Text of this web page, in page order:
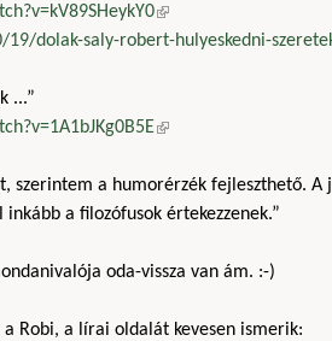
(külső hivatkozás)
dolak-saly-robert-hulyeskedni-
...”
(külső hivatkozás)
szerintem a humorérzék fejleszthető. A
a filozófusok értekezzenek.”
oda-vissza van ám. :-)
Robi, a lírai oldalát kevesen ismerik: